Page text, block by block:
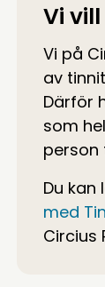
Vi
Vi på
av
Därför
som
person
Du
med
Circius